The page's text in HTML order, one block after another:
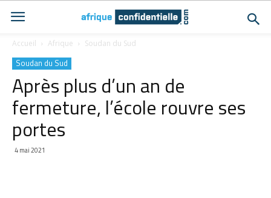
Accueil Afrique Soudan du Sud
Soudan du Sud
Après plus d’un an de
fermeture, l’école rouvre ses
portes
4 mai 2021